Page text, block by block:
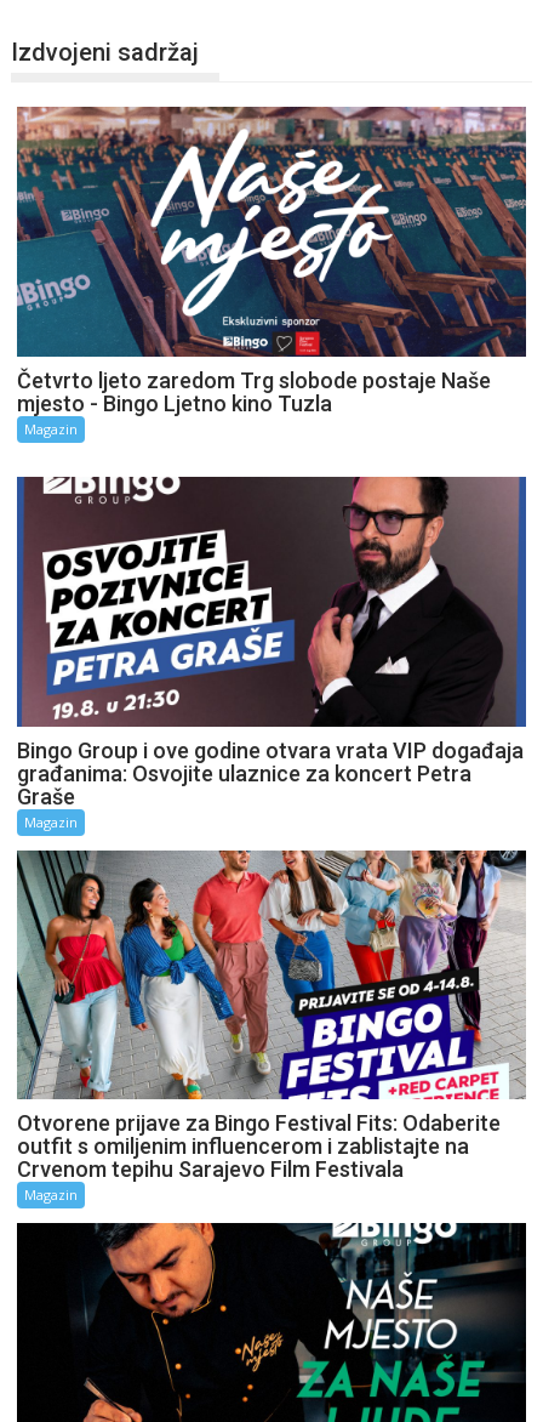
Izdvojeni sadržaj
Četvrto ljeto zaredom Trg slobode postaje Naše
mjesto - Bingo Ljetno kino Tuzla
Magazin
Bingo Group i ove godine otvara vrata VIP događaja
građanima: Osvojite ulaznice za koncert Petra
Graše
Magazin
Otvorene prijave za Bingo Festival Fits: Odaberite
outfit s omiljenim influencerom i zablistajte na
Crvenom tepihu Sarajevo Film Festivala
Magazin